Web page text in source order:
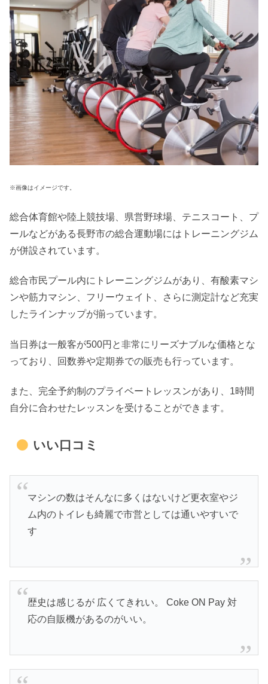
※画像はイメージです。
総合体育館や陸上競技場、県営野球場、テニスコート、プ
ールなどがある長野市の総合運動場にはトレーニングジム
が併設されています。
総合市民プール内にトレーニングジムがあり、有酸素マシ
ンや筋力マシン、フリーウェイト、さらに測定計など充実
したラインナップが揃っています。
当日券は一般客が500円と非常にリーズナブルな価格とな
っており、回数券や定期券での販売も行っています。
また、完全予約制のプライベートレッスンがあり、1時間
自分に合わせたレッスンを受けることができます。
いい口コミ
マシンの数はそんなに多くはないけど更衣室やジ
ム内のトイレも綺麗で市営としては通いやすいで
す
歴史は感じるが 広くてきれい。 Coke ON Pay 対
応の自販機があるのがいい。